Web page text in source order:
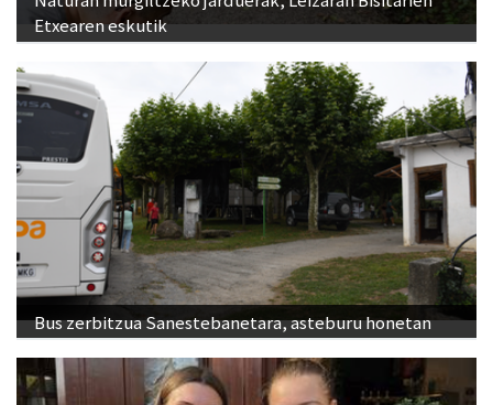
Bus zerbitzua Sanestebanetara, asteburu honetan